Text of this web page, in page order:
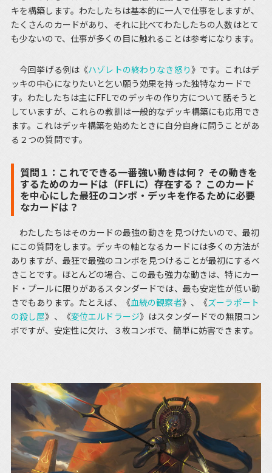
キを構築します。わたしたちは基本的に一人で仕事をしますが、
たくさんのカードがあり、それに比べてわたしたちの人数はとて
も少ないので、仕事が多くの目に触れることは参考になります。
今回挙げる例は《ハゾレトの終わりなき怒り》です。これはデ
ッキの中心になりたいと乞い願う効果を持った独特なカードで
す。わたしたちは主にFFLでのデッキの作り方について話そうと
していますが、これらの教訓は一般的なデッキ構築にも応用でき
ます。これはデッキ構築を始めたときに自分自身に問うことがあ
る２つの質問です。
質問１：これでできる一番強い動きは何？ その動きを
するためのカードは（FFLに）存在する？ このカード
を中心にした最狂のコンボ・デッキを作るために必要
なカードは？
わたしたちはそのカードの最強の動きを見つけたいので、最初
にこの質問をします。デッキの軸となるカードには多くの方法が
ありますが、最狂で最強のコンボを見つけることが最初にするべ
きことです。ほとんどの場合、この最も強力な動きは、特にカー
ド・プールに限りがあるスタンダードでは、最も安定性が低い動
きでもあります。たとえば、《血統の観察者》、《ズーラポート
の殺し屋》、《変位エルドラージ》はスタンダードでの無限コン
ボですが、安定性に欠け、３枚コンボで、簡単に妨害できます。